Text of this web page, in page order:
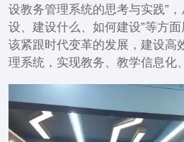
设教务管理系统的思考与实践”
设、建设什么、如何建设”等方
该紧跟时代变革的发展，建设高
理系统，实现教务、教学信息化